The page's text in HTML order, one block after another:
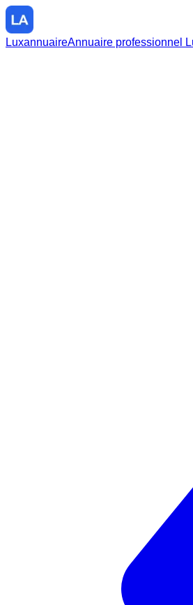
LuxannuaireAnnuaire professionnel